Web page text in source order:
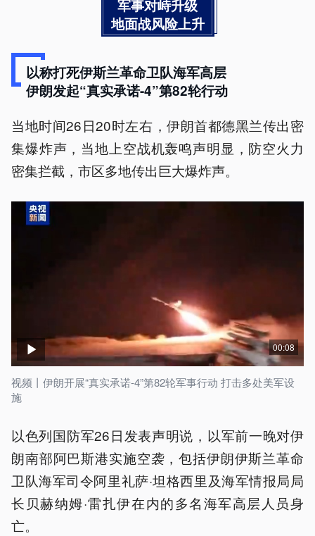
军事对峙升级
地面战风险上升
以称打死伊斯兰革命卫队海军高层
伊朗发起“真实承诺-4”第82轮行动
当地时间26日20时左右，伊朗首都德黑兰传出密
集爆炸声，当地上空战机轰鸣声明显，防空火力
密集拦截，市区多地传出巨大爆炸声。
00:08
视频丨伊朗开展“真实承诺-4”第82轮军事行动 打击多处美军设
施
以色列国防军26日发表声明说，以军前一晚对伊
朗南部阿巴斯港实施空袭，包括伊朗伊斯兰革命
卫队海军司令阿里礼萨·坦格西里及海军情报局局
长贝赫纳姆·雷扎伊在内的多名海军高层人员身
亡。